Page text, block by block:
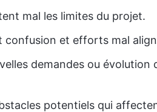
mal les limites du projet.
confusion et efforts mal
demandes ou évolution
potentiels qui